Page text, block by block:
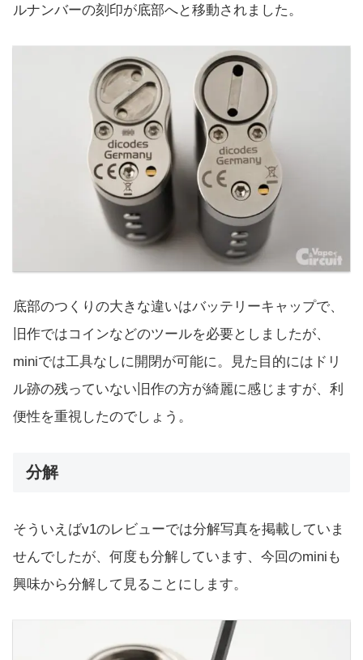
ルナンバーの刻印が底部へと移動されました。
底部のつくりの大きな違いはバッテリーキャップで、
旧作ではコインなどのツールを必要としましたが、
miniでは工具なしに開閉が可能に。見た目的にはドリ
ル跡の残っていない旧作の方が綺麗に感じますが、利
便性を重視したのでしょう。
分解
そういえばv1のレビューでは分解写真を掲載していま
せんでしたが、何度も分解しています、今回のminiも
興味から分解して見ることにします。